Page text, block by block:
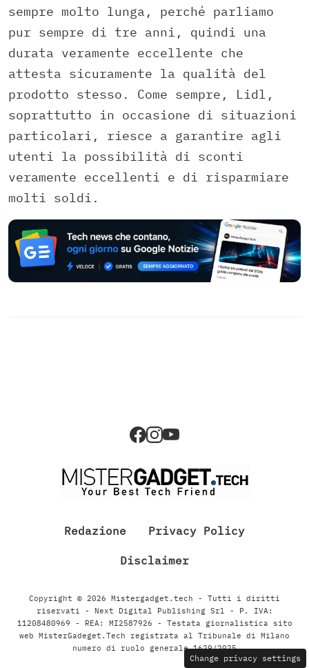
sempre molto lunga, perché parliamo
pur sempre di tre anni, quindi una
durata veramente eccellente che
attesta sicuramente la qualità del
prodotto stesso. Come sempre, Lidl,
soprattutto in occasione di situazioni
particolari, riesce a garantire agli
utenti la possibilità di sconti
veramente eccellenti e di risparmiare
molti soldi.
Redazione Privacy Policy
Disclaimer
Copyright © 2026 Mistergadget.tech - Tutti i diritti
riservati - Next Digital Publishing Srl - P. IVA:
11208480969 - REA: MI2587926 - Testata giornalistica sito
web MisterGadeget.Tech registrata al Tribunale di Milano
numero di ruolo generale 1629/2025
Change privacy settings